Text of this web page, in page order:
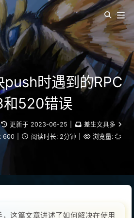
push时遇到的RPC
520错误
更新于 2023-06-25
差生文具多
600 阅读时长: 2分钟 浏览量:
这篇文章讲述了如何解决在使用